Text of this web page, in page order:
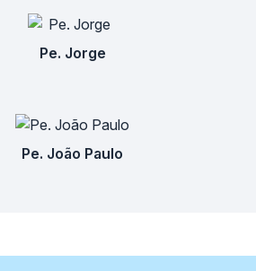
Pe. Jorge
Pe. João Paulo